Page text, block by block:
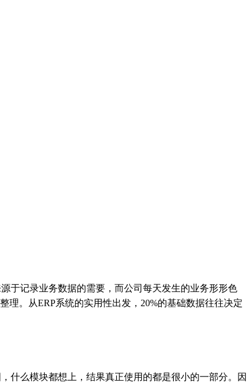
记录业务数据的需要，而公司每天发生的业务形形色
理。从ERP系统的实用性出发，20%的基础数据往往决定
么模块都想上，结果真正使用的都是很小的一部分。因